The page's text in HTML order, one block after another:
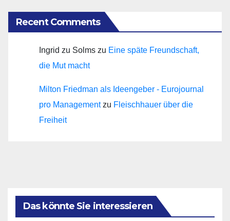
Recent Comments
Ingrid zu Solms zu Eine späte Freundschaft,
die Mut macht
Milton Friedman als Ideengeber - Eurojournal
pro Managementzu Fleischhauer über die
Freiheit
Das könnte Sie interessieren